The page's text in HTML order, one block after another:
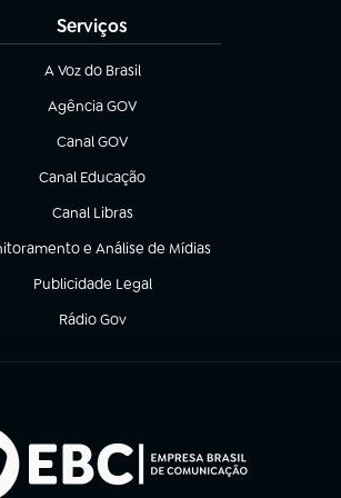
Serviços
A Voz do Brasil
(abre em nova aba)
Agência GOV
(abre em nova aba)
Canal GOV
(abre em nova aba)
Canal Educação
(abre em nova aba)
Canal Libras
(abre em nova aba)
e Análise de Mídias
em nova aba)
Publicidade Legal
(abre em nova aba)
Rádio Gov
(abre em nova aba)